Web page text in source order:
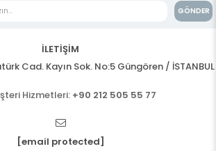
GÖNDER
İLETİŞİM
Cad. Kayın Sok. No:5 Güngören / İSTANBUL
Hizmetleri: +90 212 505 55 77
[email protected]